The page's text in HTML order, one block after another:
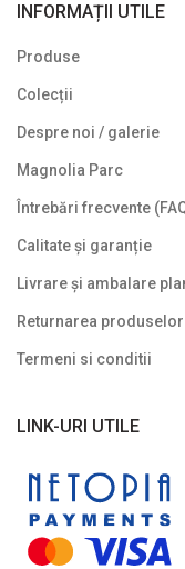
Proven Winners
Reduceri
Soiuri speciale/
Uncategorized
INFORMAȚII UTILE
Produse
Colecții
Despre noi / galerie
Magnolia Parc
Întrebări frecvente
Calitate și garanție
Livrare și ambalare
Returnarea produselor
Termeni si conditii
LINK-URI UTILE